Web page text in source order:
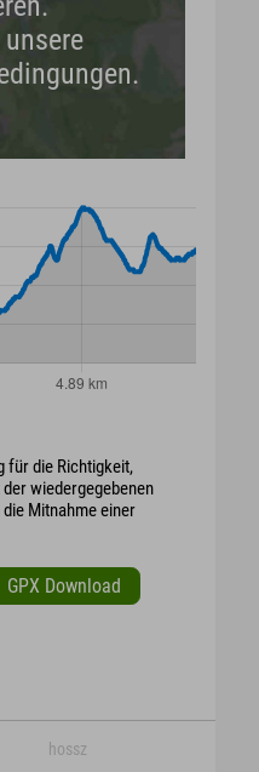
für die Richtigkeit,
wiedergegebenen
Mitnahme einer
GPX Download
hossz